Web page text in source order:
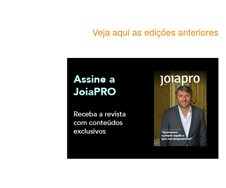
Veja aqui as edições anteriores